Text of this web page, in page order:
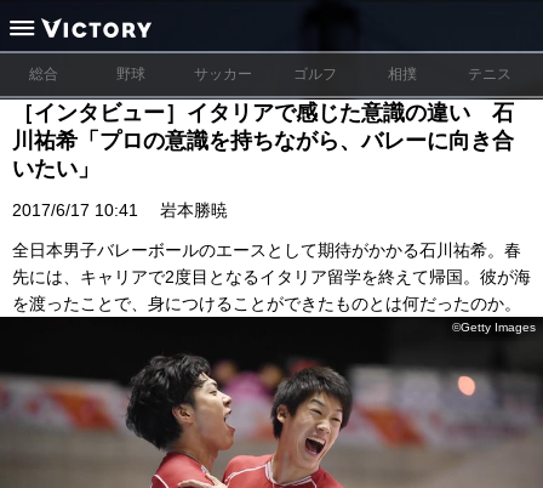
総合 野球 サッカー ゴルフ 相撲 テニス
［インタビュー］イタリアで感じた意識の違い 石
川祐希「プロの意識を持ちながら、バレーに向き合
いたい」
2017/6/17 10:41 岩本勝暁
全日本男子バレーボールのエースとして期待がかかる石川祐希。春
先には、キャリアで2度目となるイタリア留学を終えて帰国。彼が海
を渡ったことで、身につけることができたものとは何だったのか。
©Getty Images